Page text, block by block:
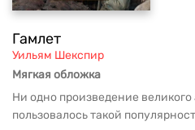
Гамлет
Уильям Шекспир
Мягкая обложка
Ни одно произведение
пользовалось такой